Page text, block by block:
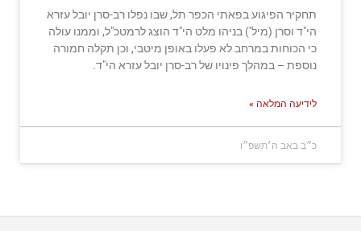
תחקיר הפיגוע בפאתי הכפר תל, שבו נפלו רב-סרן יובל עזרא
הי"ד וסרן (מיל’) בניהו מלט הי"ד הוצג לרמטכ"ל, וממנו עולה
כי הכוחות במרחב לא פעלו באופן מיטבי, וכן תקלה חמורה
נוספת – במהלך פינויו של רב-סרן יובל עזרא הי"ד.
לידיעה המלאה »
כ״ב באב ה׳תשפ״ו